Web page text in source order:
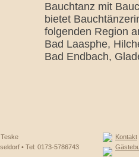
Bauchtanz mit
bietet
folgenden Region
Bad Laasphe,
Bad Endbach,
Teske
• Tel: 0173-5786743
Kontakt